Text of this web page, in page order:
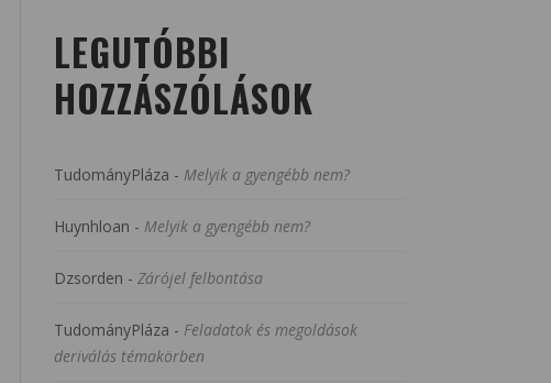
LEGUTÓBBI
HOZZÁSZÓLÁSOK
TudományPláza - Melyik a gyengébb nem?
Huynhloan - Melyik a gyengébb nem?
Dzsorden - Zárójel felbontása
TudományPláza - Feladatok és megoldások
deriválás témakörben